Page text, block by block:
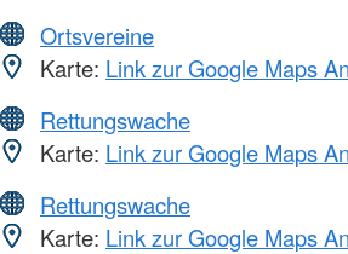
Ortsvereine
Karte: Link zur Google Maps
Rettungswache
Karte: Link zur Google Maps
Rettungswache
Karte: Link zur Google Maps